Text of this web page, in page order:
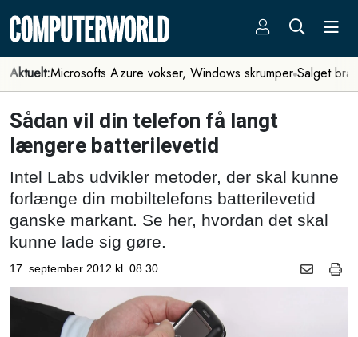
Aktuelt:Microsofts Azure vokser, Windows skrumper Salget
Sådan vil din telefon få langt
længere batterilevetid
Intel Labs udvikler metoder, der skal kunne
forlænge din mobiltelefons batterilevetid
ganske markant. Se her, hvordan det skal
kunne lade sig gøre.
17. september 2012 kl. 08.30